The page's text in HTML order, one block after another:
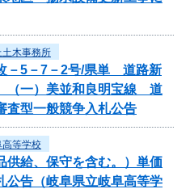
土木事務所
－5－7－2号/県単 道路新
（一）美並和良明宝線 道
査型一般競争入札公告
高等学校
供給、保守を含む。）単価
公告（岐阜県立岐阜高等学